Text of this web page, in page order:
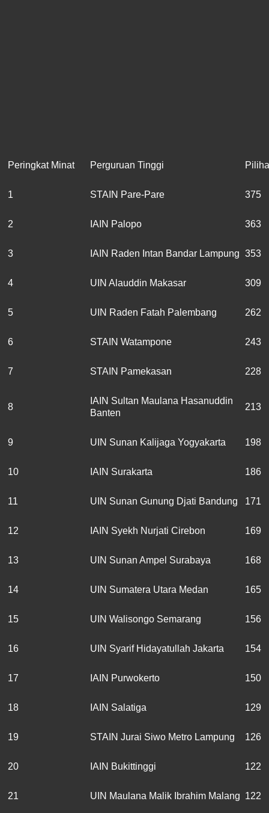
Peringkat Minat Perguruan Tinggi
1 STAIN Pare-Pare 375
2 IAIN Palopo 363
3 IAIN Raden Intan Bandar Lampung 353
4 UIN Alauddin Makasar 309
5 UIN Raden Fatah Palembang 262
6 STAIN Watampone 243
7 STAIN Pamekasan 228
8
IAIN Sultan Maulana Hasanuddin
Banten
213
9 UIN Sunan Kalijaga Yogyakarta 198
10 IAIN Surakarta 186
11 UIN Sunan Gunung Djati Bandung 171
12 IAIN Syekh Nurjati Cirebon 169
13 UIN Sunan Ampel Surabaya 168
14 UIN Sumatera Utara Medan 165
15 UIN Walisongo Semarang 156
16 UIN Syarif Hidayatullah Jakarta 154
17 IAIN Purwokerto 150
18 IAIN Salatiga 129
19 STAIN Jurai Siwo Metro Lampung 126
20 IAIN Bukittinggi 122
21 UIN Maulana Malik Ibrahim Malang 122